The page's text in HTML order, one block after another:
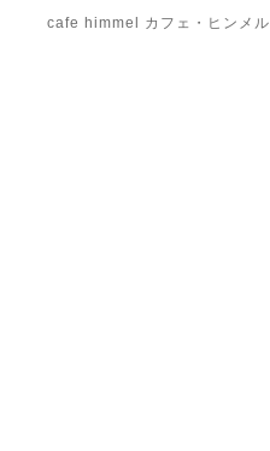
cafe himmel カフェ・ヒンメル